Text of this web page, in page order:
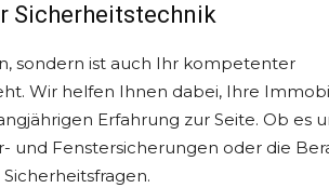
Sicherheitstechnik
sondern ist auch Ihr kompetenter
Wir helfen Ihnen dabei, Ihre
Erfahrung zur Seite. Ob es
und Fenstersicherungen oder die